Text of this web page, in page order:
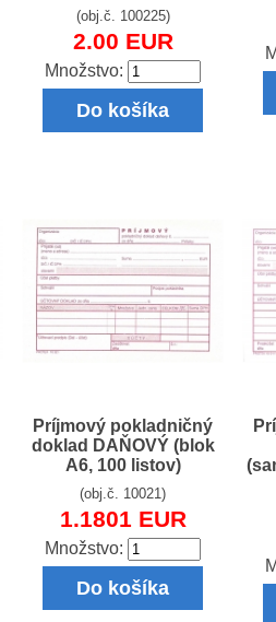
(obj.č. 100225)
2.00 EUR
Množstvo:
Do košíka
Príjmový pokladničný
doklad DAŇOVÝ (blok
A6, 100 listov)
(obj.č. 10021)
1.1801 EUR
Množstvo:
Do košíka